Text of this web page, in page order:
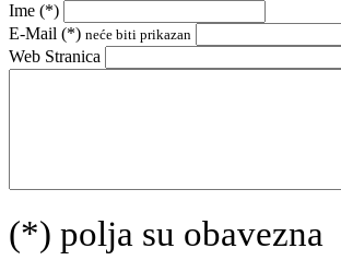
Ime (*)
E-Mail (*) neće biti prikazan
Web Stranica
(*) polja su obavezna